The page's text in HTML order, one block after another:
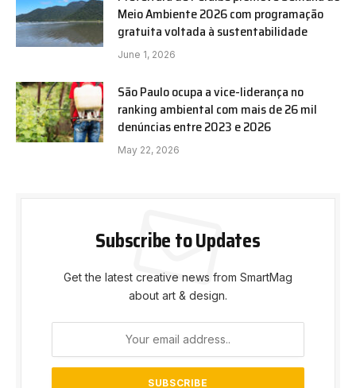
Meio Ambiente 2026 com programação
gratuita voltada à sustentabilidade
June 1, 2026
São Paulo ocupa a vice-liderança no
ranking ambiental com mais de 26 mil
denúncias entre 2023 e 2026
May 22, 2026
Subscribe to Updates
Get the latest creative news from SmartMag
about art & design.